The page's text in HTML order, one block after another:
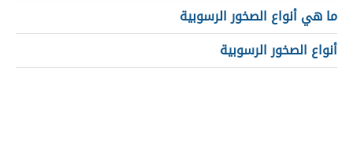
ما هي أنواع الصخور الرسوبية
أنواع الصخور الرسوبية